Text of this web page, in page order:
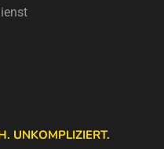
UNKOMPLIZIERT.